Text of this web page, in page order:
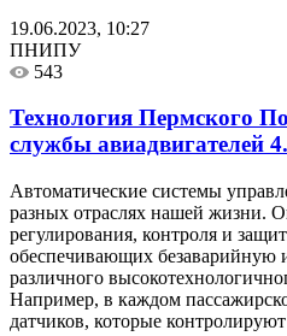
19.06.2023, 10:27
ПНИПУ
543
Технология Пермского
службы авиадвигателей
Автоматические системы
разных отраслях нашей жизни.
регулирования, контроля и
обеспечивающих безаварийную
различного
Например, в каждом
датчиков, которые